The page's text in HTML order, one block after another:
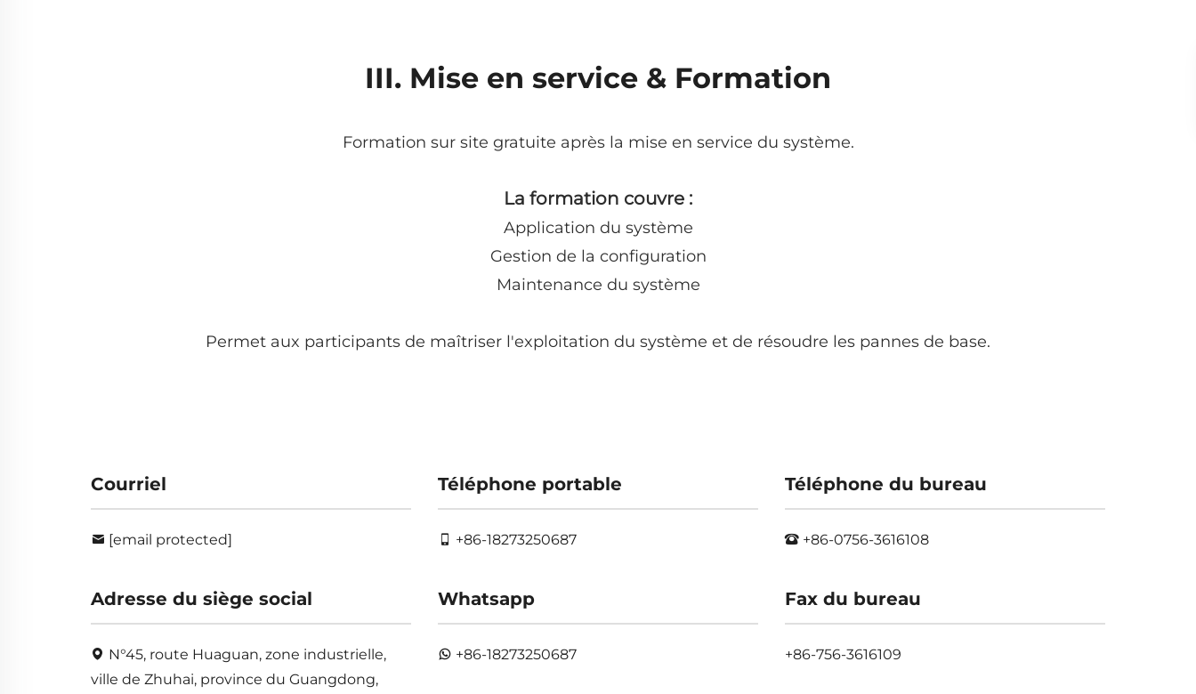
III. Mise en service & Formation
Formation sur site gratuite après la mise en service du système.
La formation couvre :
Application du système
Gestion de la configuration
Maintenance du système
Permet aux participants de maîtriser l'exploitation du système et de résoudre les pannes de base.
Courriel
[email protected]
Téléphone portable
+86-18273250687
Téléphone du bureau
+86-0756-3616108
Adresse du siège social
N°45, route Huaguan, zone industrielle,
ville de Zhuhai, province du Guangdong,
Whatsapp
+86-18273250687
Fax du bureau
+86-756-3616109